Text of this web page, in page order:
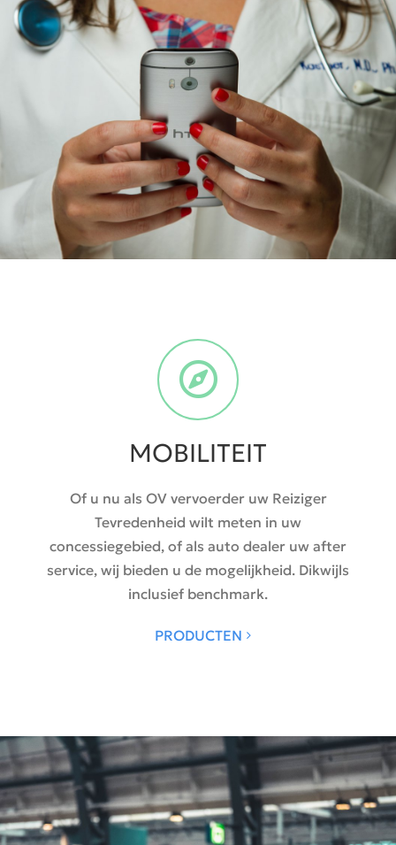
MOBILITEIT
Of u nu als OV vervoerder uw Reiziger
Tevredenheid wilt meten in uw
concessiegebied, of als auto dealer uw after
service, wij bieden u de mogelijkheid. Dikwijls
inclusief benchmark.
PRODUCTEN